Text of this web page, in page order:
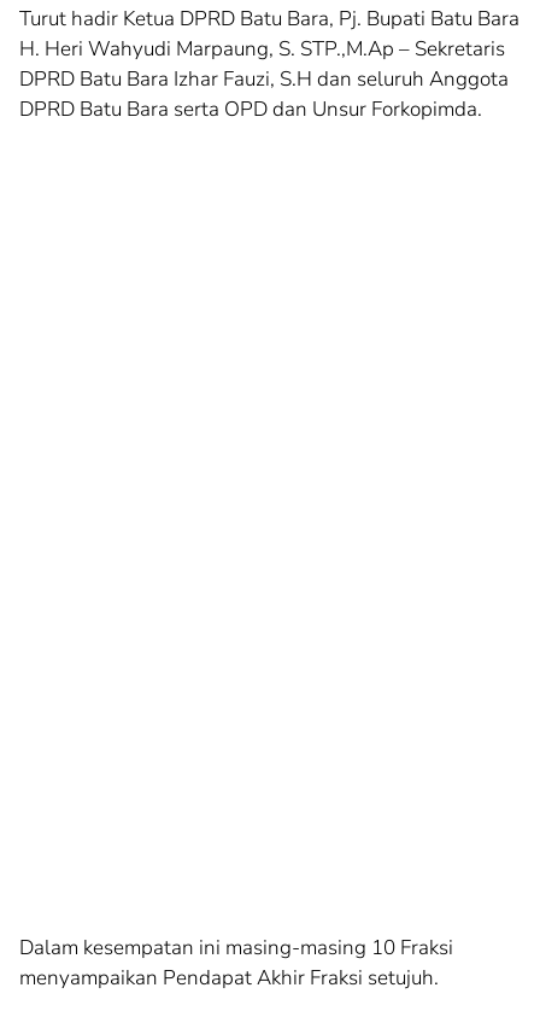
Turut hadir Ketua DPRD Batu Bara, Pj. Bupati Batu Bara
H. Heri Wahyudi Marpaung, S. STP.,M.Ap – Sekretaris
DPRD Batu Bara Izhar Fauzi, S.H dan seluruh Anggota
DPRD Batu Bara serta OPD dan Unsur Forkopimda.
Dalam kesempatan ini masing-masing 10 Fraksi
menyampaikan Pendapat Akhir Fraksi setujuh.